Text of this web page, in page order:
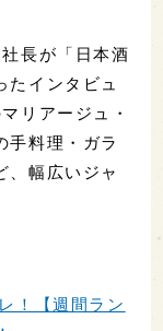
長が「日本酒
たインタビュ
リアージュ・
手料理・ガラ
、幅広いジャ
！【週間ラン